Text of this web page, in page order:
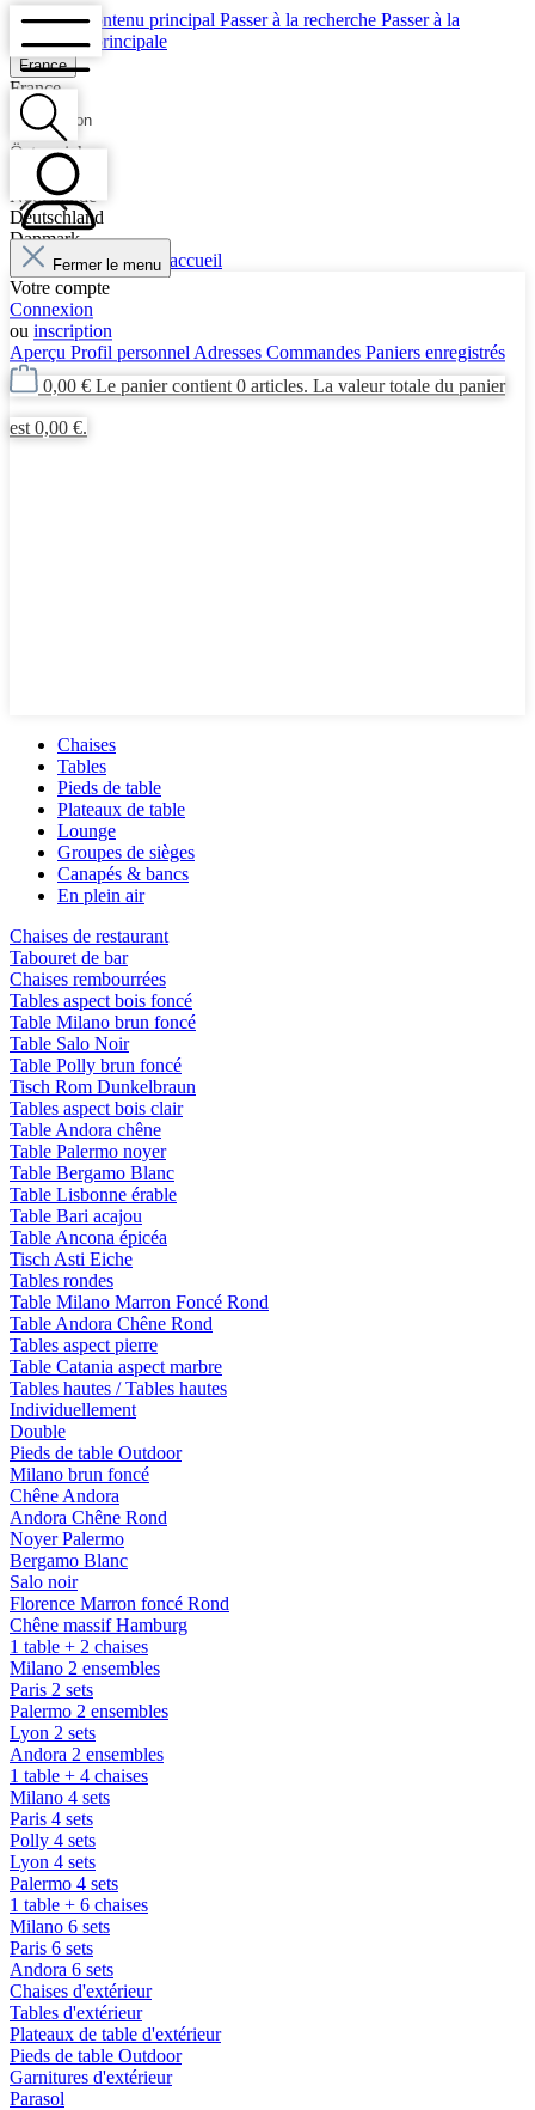
Passer au contenu principal Passer à la recherche Passer à la
navigation principale
France
France
Schweiz
Italia
Österreich
Polska
Nederlande
Deutschland
Danmark
Navigation
Suche
Mein Konto
Fermer le menu
Votre compte
Connexion
ou inscription
Aperçu Profil personnel Adresses Commandes Paniers enregistrés
0,00 € Le panier contient 0 articles. La valeur totale du panier
est 0,00 €.
Chaises
Tables
Pieds de table
Plateaux de table
Lounge
Groupes de sièges
Canapés & bancs
En plein air
Chaises de restaurant
Tabouret de bar
Chaises rembourrées
Tables aspect bois foncé
Table Milano brun foncé
Table Salo Noir
Table Polly brun foncé
Tisch Rom Dunkelbraun
Tables aspect bois clair
Table Andora chêne
Table Palermo noyer
Table Bergamo Blanc
Table Lisbonne érable
Table Bari acajou
Table Ancona épicéa
Tisch Asti Eiche
Tables rondes
Table Milano Marron Foncé Rond
Table Andora Chêne Rond
Tables aspect pierre
Table Catania aspect marbre
Tables hautes / Tables hautes
Individuellement
Double
Pieds de table Outdoor
Milano brun foncé
Chêne Andora
Andora Chêne Rond
Noyer Palermo
Bergamo Blanc
Salo noir
Florence Marron foncé Rond
Chêne massif Hamburg
1 table + 2 chaises
Milano 2 ensembles
Paris 2 sets
Palermo 2 ensembles
Lyon 2 sets
Andora 2 ensembles
1 table + 4 chaises
Milano 4 sets
Paris 4 sets
Polly 4 sets
Lyon 4 sets
Palermo 4 sets
1 table + 6 chaises
Milano 6 sets
Paris 6 sets
Andora 6 sets
Chaises d'extérieur
Tables d'extérieur
Plateaux de table d'extérieur
Pieds de table Outdoor
Garnitures d'extérieur
Parasol